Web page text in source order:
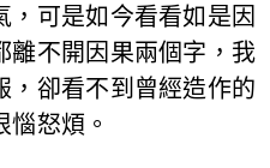
可是如今看看如是因
離不開因果兩個字，我
，卻看不到曾經造作的
怒煩。